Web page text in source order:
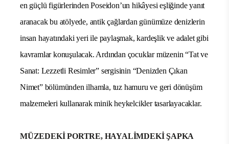
en güçlü figürlerinden Poseidon’un hikâyesi eşliğinde yanıt
aranacak bu atölyede, antik çağlardan günümüze denizlerin
insan hayatındaki yeri ile paylaşmak, kardeşlik ve adalet gibi
kavramlar konuşulacak. Ardından çocuklar müzenin “Tat ve
Sanat: Lezzetli Resimler” sergisinin “Denizden Çıkan
Nimet” bölümünden ilhamla, tuz hamuru ve geri dönüşüm
malzemeleri kullanarak minik heykelcikler tasarlayacaklar.
MÜZEDEKİ PORTRE, HAYALİMDEKİ ŞAPKA